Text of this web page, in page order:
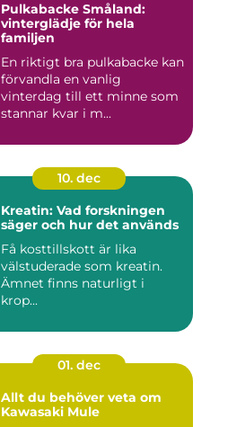
Pulkabacke Småland:
vinterglädje för hela
familjen
En riktigt bra pulkabacke kan
förvandla en vanlig
vinterdag till ett minne som
stannar kvar i m...
10. dec
Kreatin: Vad forskningen
säger och hur det används
Få kosttillskott är lika
välstuderade som kreatin.
Ämnet finns naturligt i
krop...
01. dec
Allt du behöver veta om
Kawasaki Mule